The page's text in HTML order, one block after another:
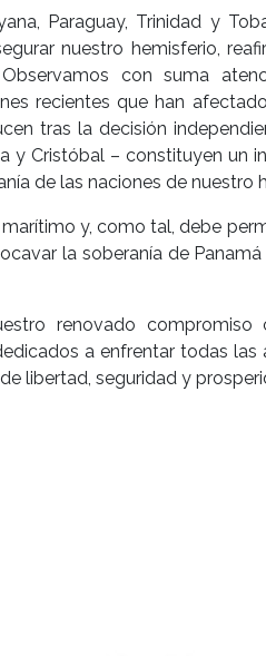
Paraguay, Trinidad y
nuestro hemisferio,
con suma
recientes que han
tras la decisión
y Cristóbal – constituyen un
de las naciones de nuestro
y, como tal, debe
la soberanía de
renovado
a enfrentar todas las
libertad, seguridad y